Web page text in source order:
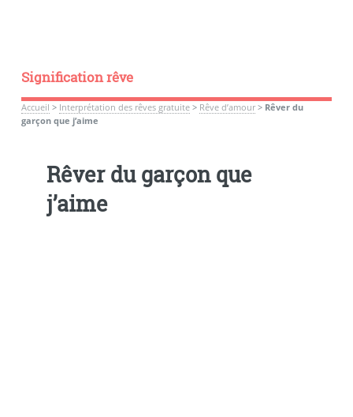
Signification rêve
Accueil > Interprétation des rêves gratuite> Rêve d’amour> Rêver du
garçon que j’aime
Rêver du garçon que
j’aime